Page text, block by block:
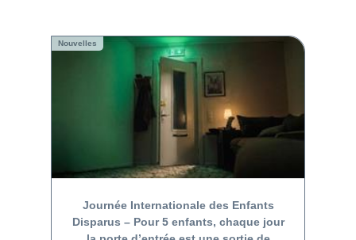
Nouvelles
Journée Internationale des Enfants
Disparus – Pour 5 enfants, chaque jour